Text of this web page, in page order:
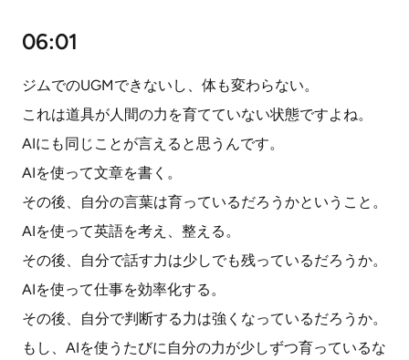
06:01
ジムでのUGMできないし、体も変わらない。
これは道具が人間の力を育てていない状態ですよね。
AIにも同じことが言えると思うんです。
AIを使って文章を書く。
その後、自分の言葉は育っているだろうかということ。
AIを使って英語を考え、整える。
その後、自分で話す力は少しでも残っているだろうか。
AIを使って仕事を効率化する。
その後、自分で判断する力は強くなっているだろうか。
もし、AIを使うたびに自分の力が少しずつ育っているな